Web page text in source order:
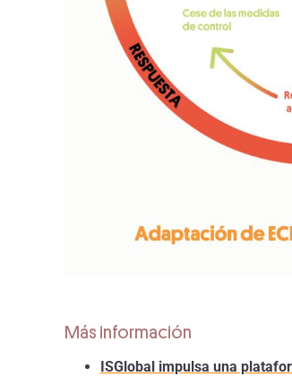
Más información
ISGlobal impulsa una